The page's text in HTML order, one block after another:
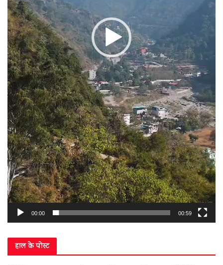
00:00 00:59
हाल के पोस्ट